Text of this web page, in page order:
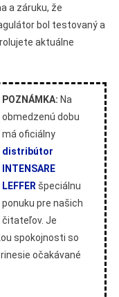
a záruku, že
bol testovaný a
aktuálne
POZNÁMKA: Na
obmedzenú dobu
má oficiálny
distribútor
INTENSARE
LEFFER špeciálnu
ponuku pre našich
čitateľov. Je
spokojnosti so
očakávané